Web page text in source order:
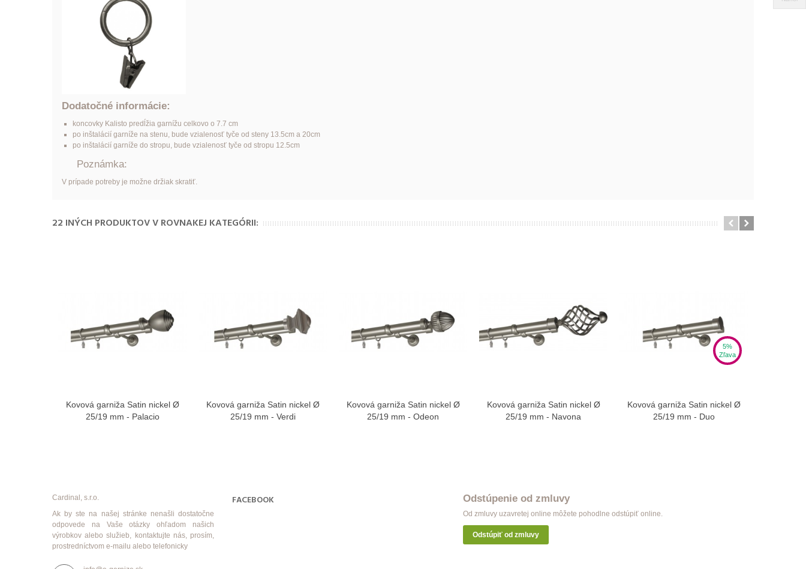
Dodatočné informácie:
koncovky Kalisto predĺžia garnížu celkovo o 7.7 cm
po inštalácií garníže na stenu, bude vzialenosť tyče od steny 13.5cm a 20cm
po inštalácií garníže do stropu, bude vzialenosť tyče od stropu 12.5cm
Poznámka:
V prípade potreby je možne držiak skratiť.
22 INÝCH PRODUKTOV V ROVNAKEJ KATEGÓRII:
Zobraziť viac
Kovová garniža Satin nickel Ø
25/19 mm - Palacio
Zobraziť viac
Kovová garniža Satin nickel Ø
25/19 mm - Verdi
Zobraziť viac
Kovová garniža Satin nickel Ø
25/19 mm - Odeon
Zobraziť viac
Kovová garniža Satin nickel Ø
25/19 mm - Navona
5%
Zľava
Zobraziť viac
Kovová garniža Satin nickel Ø
25/19 mm - Duo
Cardinal, s.r.o.
Ak by ste na našej stránke nenašli dostatočne
odpovede na Vaše otázky ohľadom našich
výrobkov alebo služieb, kontaktujte nás, prosím,
prostredníctvom e-mailu alebo telefonicky
FACEBOOK Odstúpenie od zmluvy
Od zmluvy uzavretej online môžete pohodlne odstúpiť online.
Odstúpiť od zmluvy